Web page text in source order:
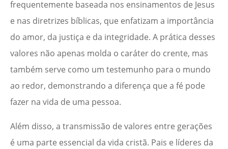
frequentemente baseada nos ensinamentos de Jesus
e nas diretrizes bíblicas, que enfatizam a importância
do amor, da justiça e da integridade. A prática desses
valores não apenas molda o caráter do crente, mas
também serve como um testemunho para o mundo
ao redor, demonstrando a diferença que a fé pode
fazer na vida de uma pessoa.
Além disso, a transmissão de valores entre gerações
é uma parte essencial da vida cristã. Pais e líderes da